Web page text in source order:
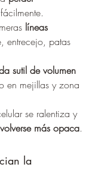
líneas
entrecejo, patas
sutil de volumen
en mejillas y zona
se ralentiza y
más opaca.
la